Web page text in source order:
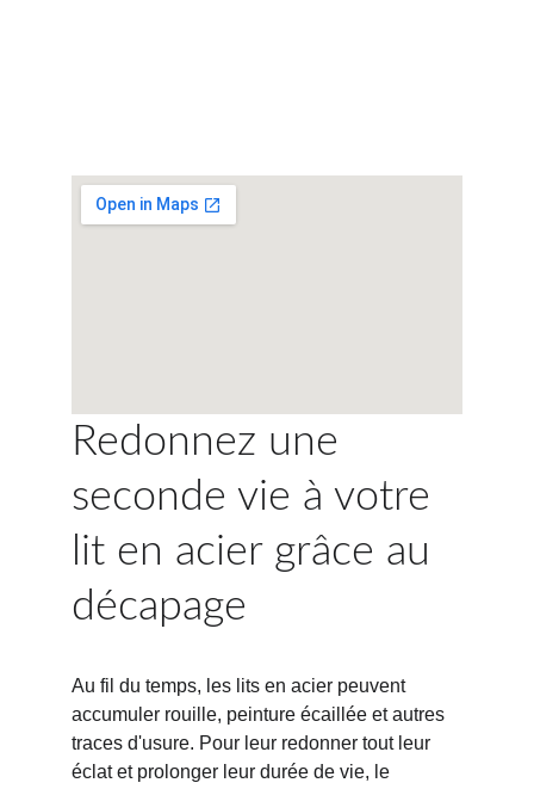
Redonnez une
seconde vie à votre
lit en acier grâce au
décapage
Au fil du temps, les lits en acier peuvent
accumuler rouille, peinture écaillée et autres
traces d'usure. Pour leur redonner tout leur
éclat et prolonger leur durée de vie, le